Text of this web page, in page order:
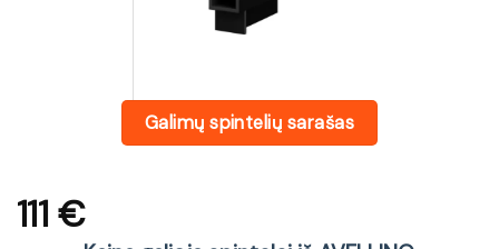
Galimų spintelių sarašas
111 €